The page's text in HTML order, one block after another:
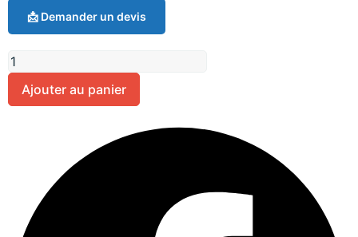
📩 Demander un devis
Ajouter au panier